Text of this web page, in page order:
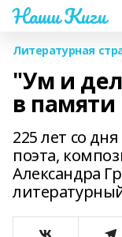
Наши Киги
Литературная
"Ум и
в памяти
225 лет со
поэта,
Александра